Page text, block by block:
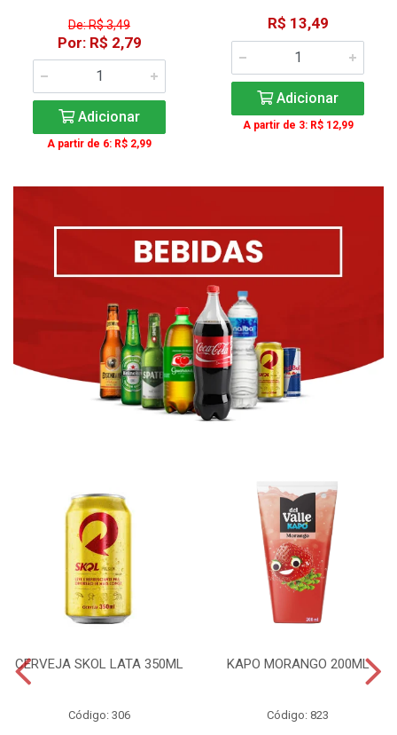
De: R$ 3,49
Por: R$ 2,79
Adicionar
A partir de 6: R$ 2,99
R$ 13,49
Adicionar
A partir de 3: R$ 12,99
CERVEJA SKOL LATA 350ML
Código: 306
KAPO MORANGO 200ML
Código: 823